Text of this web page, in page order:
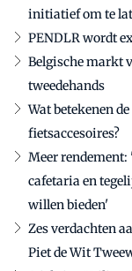
initiatief om te
PENDLR wordt
Belgische markt
tweedehands
Wat betekenen
fietsaccesoires?
Meer rendement:
cafetaria en
willen bieden'
Zes verdachten
Piet de Wit